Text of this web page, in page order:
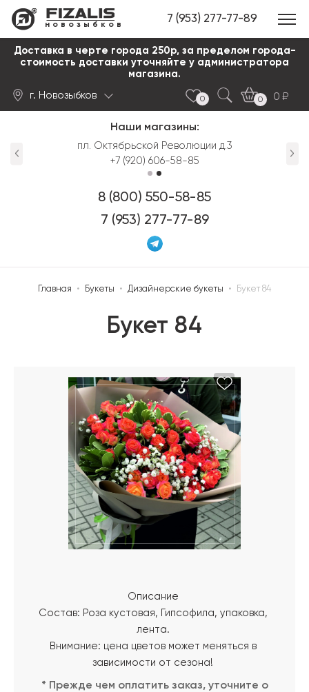
новозыбков 7 (953) 277-77-89
Доставка в черте города 250р, за пределом города-
стоимость доставки уточняйте у администратора
магазина.
г. Новозыбков 0 0
0
Наши магазины:
пл. Октябрьской Революции д.3
+7 (920) 606-58-85
8 (800) 550-58-85
7 (953) 277-77-89
Главная • Букеты • Дизайнерские букеты • Букет 84
Букет 84
Описание
Состав: Роза кустовая, Гипсофила, упаковка,
лента.
Внимание: цена цветов может меняться в
зависимости от сезона!
* Прежде чем оплатить заказ, уточните о